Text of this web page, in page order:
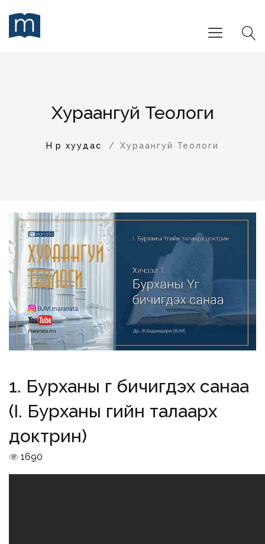
Хураангуй Теологи
Нүүр хуудас Хураангуй Теологи
1. Бурханы Үг бичигдэх санаа
(I. Бурханы Үгийн талаарх
доктрин)
1690